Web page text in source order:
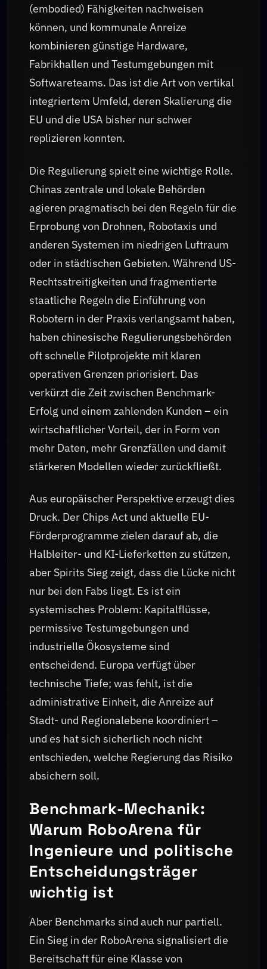
(embodied) Fähigkeiten nachweisen
können, und kommunale Anreize
kombinieren günstige Hardware,
Fabrikhallen und Testumgebungen mit
Softwareteams. Das ist die Art von vertikal
integriertem Umfeld, deren Skalierung die
EU und die USA bisher nur schwer
replizieren konnten.
Die Regulierung spielt eine wichtige Rolle.
Chinas zentrale und lokale Behörden
agieren pragmatisch bei den Regeln für die
Erprobung von Drohnen, Robotaxis und
anderen Systemen im niedrigen Luftraum
oder in städtischen Gebieten. Während US-
Rechtsstreitigkeiten und fragmentierte
staatliche Regeln die Einführung von
Robotern in der Praxis verlangsamt haben,
haben chinesische Regulierungsbehörden
oft schnelle Pilotprojekte mit klaren
operativen Grenzen priorisiert. Das
verkürzt die Zeit zwischen Benchmark-
Erfolg und einem zahlenden Kunden – ein
wirtschaftlicher Vorteil, der in Form von
mehr Daten, mehr Grenzfällen und damit
stärkeren Modellen wieder zurückfließt.
Aus europäischer Perspektive erzeugt dies
Druck. Der Chips Act und aktuelle EU-
Förderprogramme zielen darauf ab, die
Halbleiter- und KI-Lieferketten zu stützen,
aber Spirits Sieg zeigt, dass die Lücke nicht
nur bei den Fabs liegt. Es ist ein
systemisches Problem: Kapitalflüsse,
permissive Testumgebungen und
industrielle Ökosysteme sind
entscheidend. Europa verfügt über
technische Tiefe; was fehlt, ist die
administrative Einheit, die Anreize auf
Stadt- und Regionalebene koordiniert –
und es hat sich sicherlich noch nicht
entschieden, welche Regierung das Risiko
absichern soll.
Benchmark-Mechanik:
Warum RoboArena für
Ingenieure und politische
Entscheidungsträger
wichtig ist
Aber Benchmarks sind auch nur partiell.
Ein Sieg in der RoboArena signalisiert die
Bereitschaft für eine Klasse von